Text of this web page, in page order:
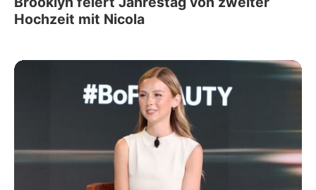
Hochzeit mit Nicola